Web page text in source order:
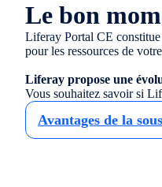
Le bon
Liferay Portal CE constitue
pour les ressources de
Liferay propose une
Vous souhaitez savoir si
Avantages de la